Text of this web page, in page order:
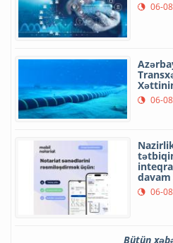
06-
06-
06-
Bütün